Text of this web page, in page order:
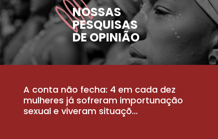
NOSSAS
PESQUISAS
DE OPINIÃO
A conta não fecha: 4 em cada dez
mulheres já sofreram importunação
sexual e viveram situaçõ...